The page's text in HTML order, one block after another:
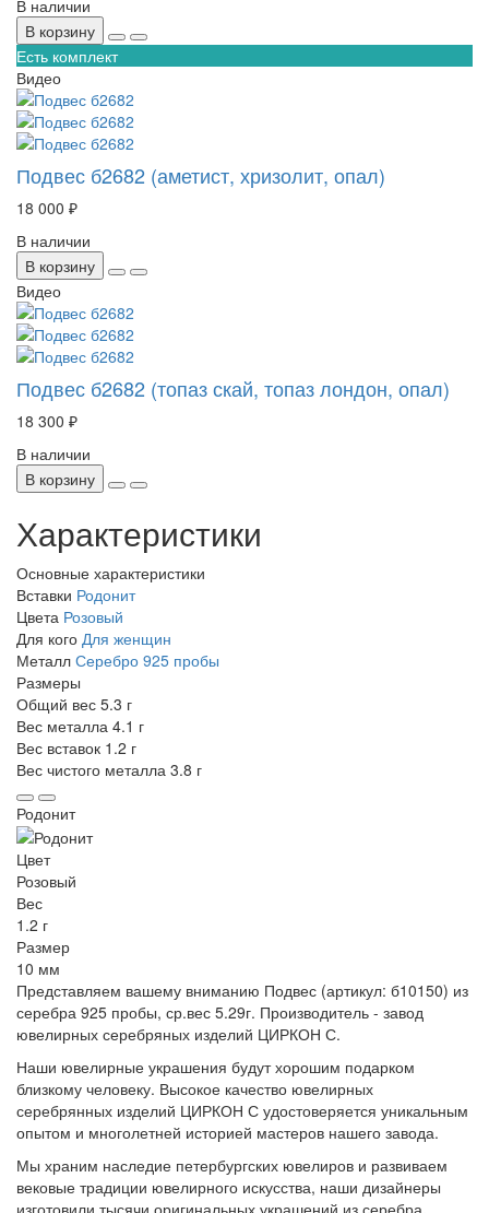
В наличии
В корзину
Есть комплект
Видео
Подвес б2682 (аметист, хризолит, опал)
18 000 ₽
В наличии
В корзину
Видео
Подвес б2682 (топаз скай, топаз лондон, опал)
18 300 ₽
В наличии
В корзину
Характеристики
Основные характеристики
Вставки Родонит
Цвета Розовый
Для кого Для женщин
Металл Серебро 925 пробы
Размеры
Общий вес 5.3 г
Вес металла 4.1 г
Вес вставок 1.2 г
Вес чистого металла 3.8 г
Родонит
Цвет
Розовый
Вес
1.2 г
Размер
10 мм
Представляем вашему вниманию Подвес (артикул: б10150) из
серебра 925 пробы, ср.вес 5.29г. Производитель - завод
ювелирных серебряных изделий ЦИРКОН С.
Наши ювелирные украшения будут хорошим подарком
близкому человеку. Высокое качество ювелирных
серебрянных изделий ЦИРКОН С удостоверяется уникальным
опытом и многолетней историей мастеров нашего завода.
Мы храним наследие петербургских ювелиров и развиваем
вековые традиции ювелирного искусства, наши дизайнеры
изготовили тысячи оригинальных украшений из серебра.